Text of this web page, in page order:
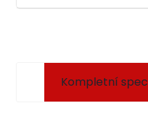
Kompletní